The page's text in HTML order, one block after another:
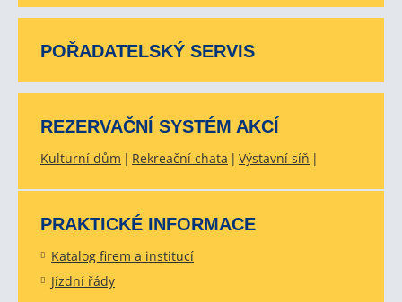
POŘADATELSKÝ SERVIS
REZERVAČNÍ SYSTÉM AKCÍ
Kulturní dům Rekreační chata Výstavní síň
PRAKTICKÉ INFORMACE
Katalog firem a institucí
Jízdní řády